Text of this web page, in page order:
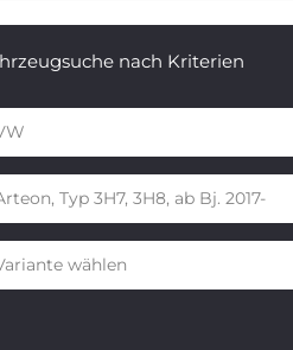
nach Kriterien
Typ 3H7, 3H8, ab Bj. 2017-
wählen